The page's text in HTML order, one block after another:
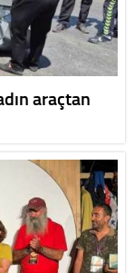
araçtan